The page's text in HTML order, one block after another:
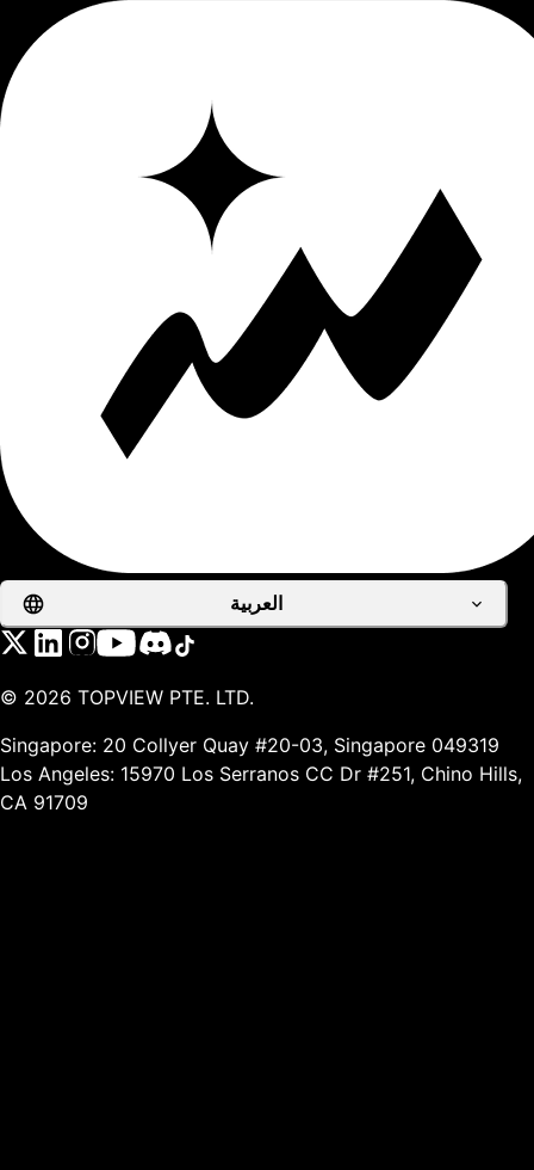
العربية
© 2026 TOPVIEW PTE. LTD.
Singapore: 20 Collyer Quay #20-03, Singapore 049319
Los Angeles: 15970 Los Serranos CC Dr #251, Chino Hills,
CA 91709